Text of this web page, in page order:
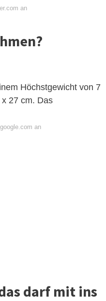
an
Höchstgewicht von 7
27 cm. Das
an
darf mit ins